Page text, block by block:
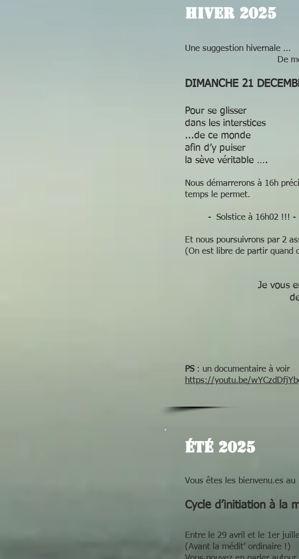
HIVER 2025
Une suggestion hivernale ...
De méditation
DIMANCHE 21
Pour se glisser
dans
...de
afin
la sève véritable ….
Nous démarrerons à 16h
temps le permet.
- Solstice à 16h02 !!! -
Et nous poursuivrons par 2
(On est libre de partir quand
Je vous
des
d’amour
PS: un documentaire à voir
https://youtu.be/
ÉTÉ 2025
Vous êtes les bienvenu.es au
Cycle d’initiation à la
Entre le 29 avril et le 1er
(Avant la médit’ ordinaire !)